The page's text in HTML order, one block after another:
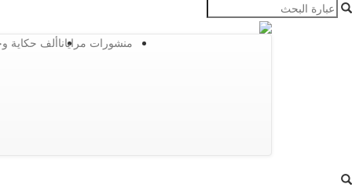
ألف حكايةمنشورات مرايانا